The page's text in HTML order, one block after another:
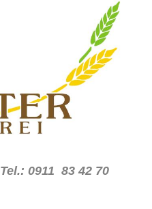
Tel.: 0911 83 42 70